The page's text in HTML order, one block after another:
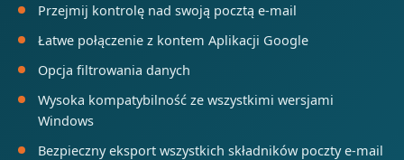
Przejmij kontrolę nad swoją pocztą e-mail
Łatwe połączenie z kontem Aplikacji Google
Opcja filtrowania danych
Wysoka kompatybilność ze wszystkimi wersjami
Windows
Bezpieczny eksport wszystkich składników poczty e-mail